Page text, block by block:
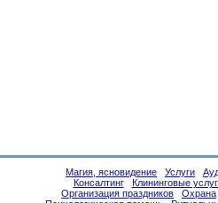
Магия, ясновидение Услуги
Консалтинг
Клининговые
Организация праздников
Охрана